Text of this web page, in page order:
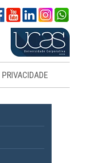
PRIVACIDADE